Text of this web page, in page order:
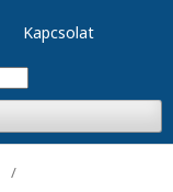
Kapcsolat
/